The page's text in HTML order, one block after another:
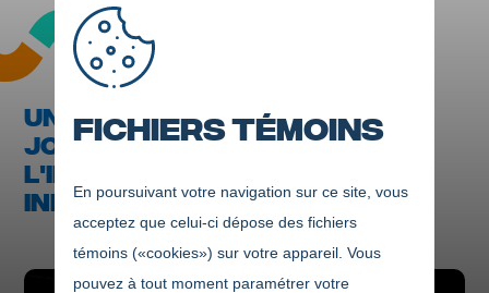
Fichiers témoins
En poursuivant votre navigation sur ce site, vous
acceptez que celui-ci dépose des fichiers
témoins («cookies») sur votre appareil. Vous
pouvez à tout moment paramétrer votre
UN ÉTUDIANT DU CÉGEP DE
JONQUIÈRE SE DÉMARQUE À
L'INTERCOLLÉGIAL EN GÉNIE
INDUSTRIEL